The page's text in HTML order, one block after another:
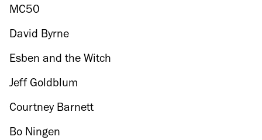
m2 ouvre à Paris
MC50
David Byrne
Esben and the Witch
Jeff Goldblum
Courtney Barnett
Bo Ningen